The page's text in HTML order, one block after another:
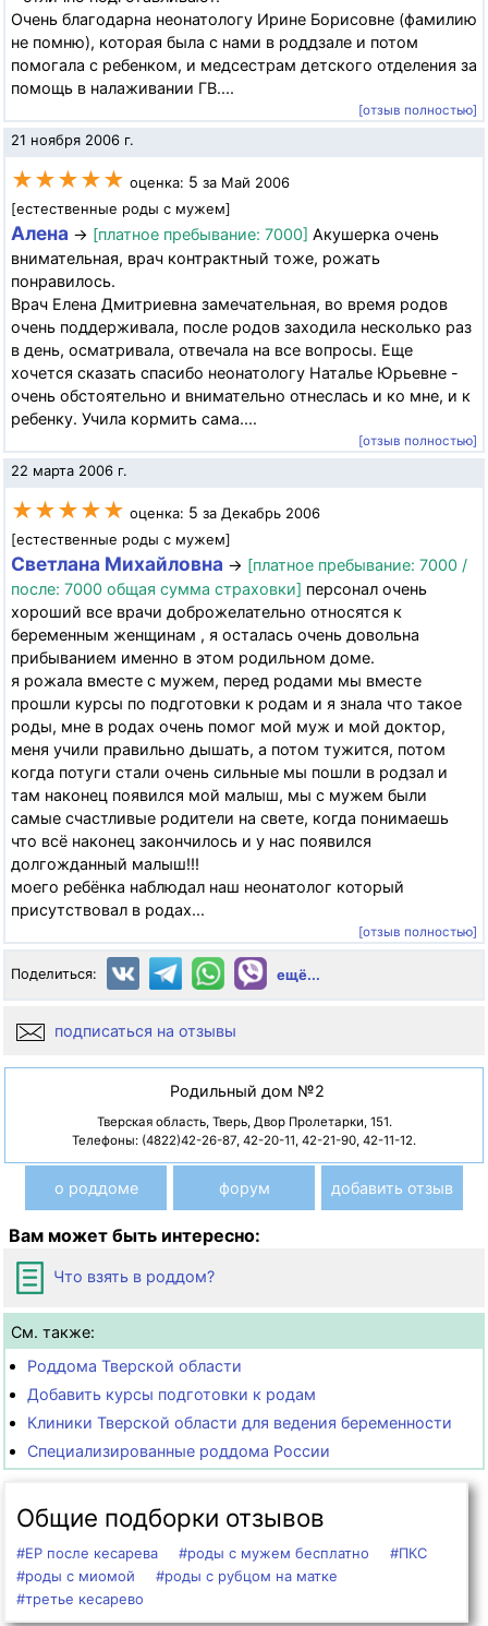
Очень благодарна неонатологу Ирине Борисовне (фамилию
не помню), которая была с нами в роддзале и потом
помогала с ребенком, и медсестрам детского отделения за
помощь в налаживании ГВ....
[отзыв полностью]
21 ноября 2006 г.
★★★★★ оценка: 5 за Май 2006
[естественные роды с мужем]
Алена → [платное пребывание: 7000] Акушерка очень
внимательная, врач контрактный тоже, рожать
понравилось.
Врач Елена Дмитриевна замечательная, во время родов
очень поддерживала, после родов заходила несколько раз
в день, осматривала, отвечала на все вопросы. Еще
хочется сказать спасибо неонатологу Наталье Юрьевне -
очень обстоятельно и внимательно отнеслась и ко мне, и к
ребенку. Учила кормить сама....
[отзыв полностью]
22 марта 2006 г.
★★★★★ оценка: 5 за Декабрь 2006
[естественные роды с мужем]
Светлана Михайловна → [платное пребывание: 7000 /
после: 7000 общая сумма страховки] персонал очень
хороший все врачи доброжелательно относятся к
беременным женщинам , я осталась очень довольна
прибыванием именно в этом родильном доме.
я рожала вместе с мужем, перед родами мы вместе
прошли курсы по подготовки к родам и я знала что такое
роды, мне в родах очень помог мой муж и мой доктор,
меня учили правильно дышать, а потом тужится, потом
когда потуги стали очень сильные мы пошли в родзал и
там наконец появился мой малыш, мы с мужем были
самые счастливые родители на свете, когда понимаешь
что всё наконец закончилось и у нас появился
долгожданный малыш!!!
моего ребёнка наблюдал наш неонатолог который
присутствовал в родах...
[отзыв полностью]
Поделиться: ещё...
подписаться на отзывы
Родильный дом №2
Тверская область, Тверь, Двор Пролетарки, 151.
Телефоны: (4822)42-26-87, 42-20-11, 42-21-90, 42-11-12.
о роддоме форум добавить отзыв
Вам может быть интересно:
Что взять в роддом?
См. также:
Роддома Тверской области
Добавить курсы подготовки к родам
Клиники Тверской области для ведения беременности
Специализированные роддома России
Общие подборки отзывов
#ЕР после кесарева #роды с мужем бесплатно
#ПКС
#роды с миомой
#роды с рубцом на матке
#третье кесарево